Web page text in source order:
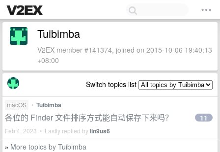
Tuibimba
V2EX member #141374, joined on 2015-10-06 19:40:13
+08:00
Switch topics list
macOS • Tuibimba
各位的 Finder 文件排序方式能自动保存下来吗？
Feb 4, 2023 • Lastly replied bylin9us6
11
» More topics by Tuibimba